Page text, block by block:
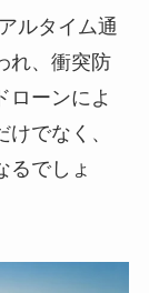
ルタイム通
れ、衝突防
ローンによ
でなく、
るでしょ